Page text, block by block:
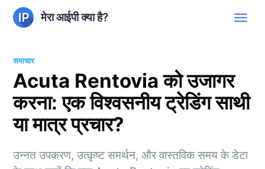
मेरा आईपी क्या है?
समाचार
Acuta Rentovia को उजागर
करना: एक विश्वसनीय ट्रेडिंग साथी
या मात्र प्रचार?
उन्नत उपकरण, उत्कृष्ट समर्थन, और वास्तविक समय के डेटा